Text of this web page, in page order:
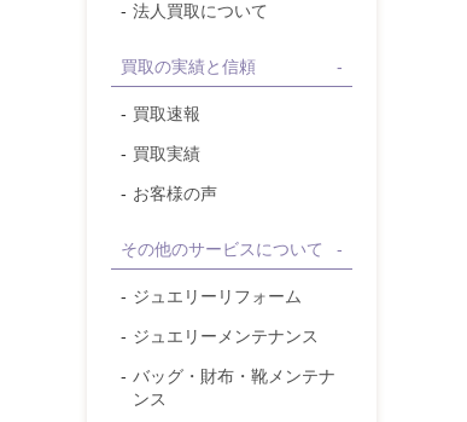
法人買取について
買取の実績と信頼
買取速報
買取実績
お客様の声
その他のサービスについて
ジュエリーリフォーム
ジュエリーメンテナンス
バッグ・財布・靴メンテナ
ンス